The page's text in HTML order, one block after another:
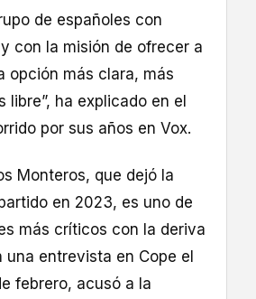
de españoles con
con la misión de ofrecer a
opción más clara, más
libre”, ha explicado en el
por sus años en Vox.
Monteros, que dejó la
en 2023, es uno de
más críticos con la deriva
una entrevista en Cope el
febrero, acusó a la